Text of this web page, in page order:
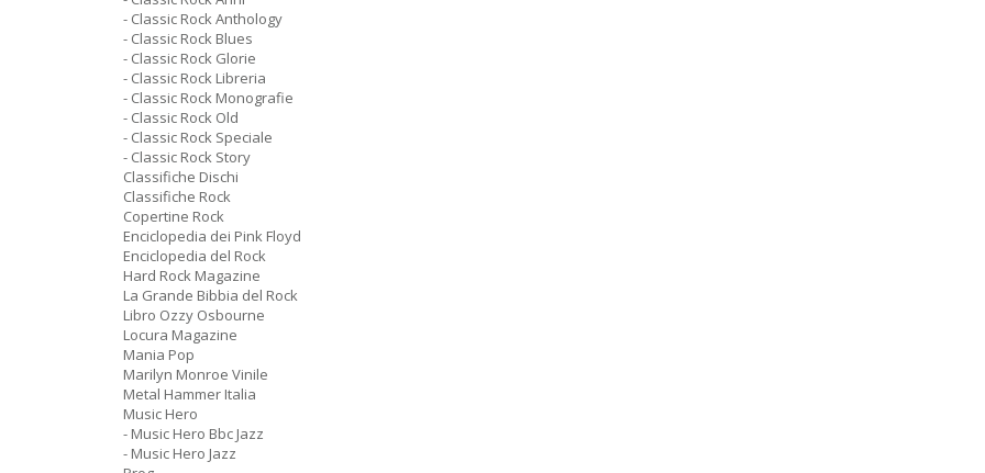
- Classic Rock Anthology
- Classic Rock Blues
- Classic Rock Glorie
- Classic Rock Libreria
- Classic Rock Monografie
- Classic Rock Old
- Classic Rock Speciale
- Classic Rock Story
Classifiche Dischi
Classifiche Rock
Copertine Rock
Enciclopedia dei Pink Floyd
Enciclopedia del Rock
Hard Rock Magazine
La Grande Bibbia del Rock
Libro Ozzy Osbourne
Locura Magazine
Mania Pop
Marilyn Monroe Vinile
Metal Hammer Italia
Music Hero
- Music Hero Bbc Jazz
- Music Hero Jazz